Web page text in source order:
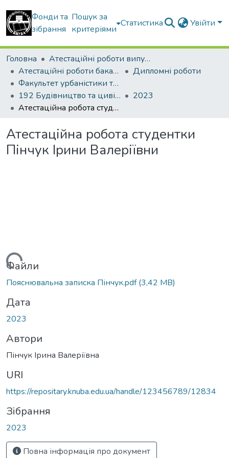
Фонди та
зібрання
Пошук за
критеріями
Статистика Увійти
Головна
Атестаційні роботи випускників
Атестаційні роботи бакалаврів
Дипломні роботи
Факультет урбаністики та просторового планування
192 Будівництво та цивільна інженерія. Міське будівництво та господарство
2023
Атестаційна робота студентки Пінчук Ірини Валеріївни
Атестаційна робота студентки
Пінчук Ірини Валеріївни
Вантажиться...
Файли
Пояснювальна записка Пінчук.pdf(3,42 MB)
Дата
2023
Автори
Пінчук Ірина Валеріївна
URI
https://repositary.knuba.edu.ua/handle/123456789/12834
Зібрання
2023
Повна інформація про документ